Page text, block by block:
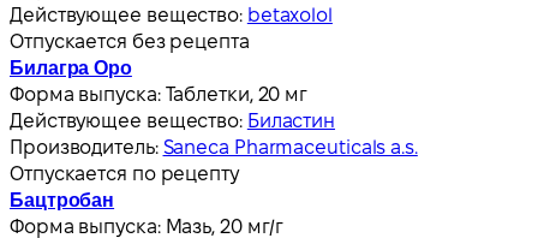
Действующее вещество: betaxolol
Отпускается без рецепта
Билагра Оро
Форма выпуска: Таблетки, 20 мг
Действующее вещество: Биластин
Производитель: Saneca Pharmaceuticals a.s.
Отпускается по рецепту
Бацтробан
Форма выпуска: Мазь, 20 мг/г